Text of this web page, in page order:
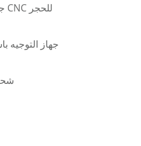
جهاز التوجيه CNC للحجر
جهاز التوجيه